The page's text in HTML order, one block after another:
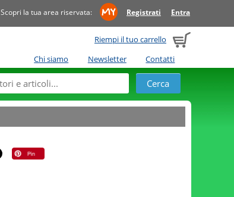
la tua area riservata: Registrati Entra
Riempi il tuo carrello
Chi siamo
Newsletter Contatti